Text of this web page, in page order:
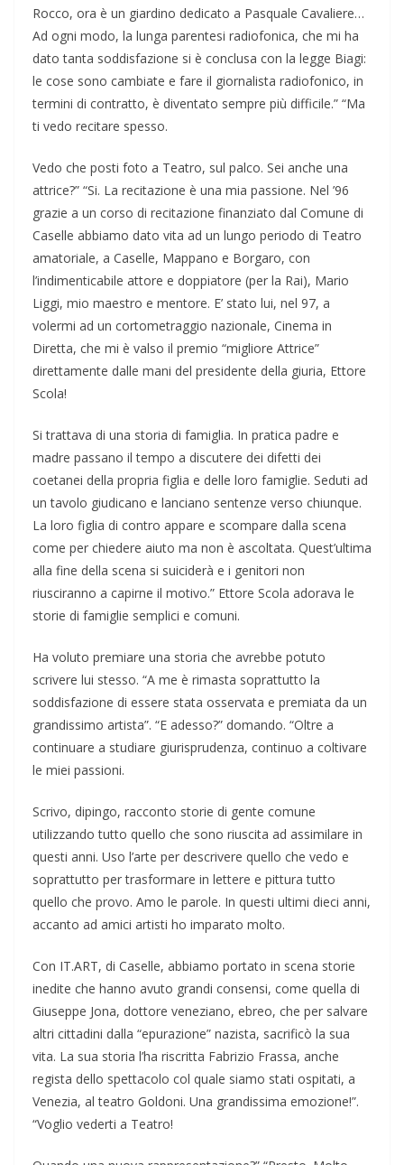
Rocco, ora è un giardino dedicato a Pasquale Cavaliere…
Ad ogni modo, la lunga parentesi radiofonica, che mi ha
dato tanta soddisfazione si è conclusa con la legge Biagi:
le cose sono cambiate e fare il giornalista radiofonico, in
termini di contratto, è diventato sempre più difficile.” “Ma
ti vedo recitare spesso.
Vedo che posti foto a Teatro, sul palco. Sei anche una
attrice?” “Si. La recitazione è una mia passione. Nel ’96
grazie a un corso di recitazione finanziato dal Comune di
Caselle abbiamo dato vita ad un lungo periodo di Teatro
amatoriale, a Caselle, Mappano e Borgaro, con
l’indimenticabile attore e doppiatore (per la Rai), Mario
Liggi, mio maestro e mentore. E’ stato lui, nel 97, a
volermi ad un cortometraggio nazionale, Cinema in
Diretta, che mi è valso il premio “migliore Attrice”
direttamente dalle mani del presidente della giuria, Ettore
Scola!
Si trattava di una storia di famiglia. In pratica padre e
madre passano il tempo a discutere dei difetti dei
coetanei della propria figlia e delle loro famiglie. Seduti ad
un tavolo giudicano e lanciano sentenze verso chiunque.
La loro figlia di contro appare e scompare dalla scena
come per chiedere aiuto ma non è ascoltata. Quest’ultima
alla fine della scena si suiciderà e i genitori non
riusciranno a capirne il motivo.” Ettore Scola adorava le
storie di famiglie semplici e comuni.
Ha voluto premiare una storia che avrebbe potuto
scrivere lui stesso. “A me è rimasta soprattutto la
soddisfazione di essere stata osservata e premiata da un
grandissimo artista”. “E adesso?” domando. “Oltre a
continuare a studiare giurisprudenza, continuo a coltivare
le miei passioni.
Scrivo, dipingo, racconto storie di gente comune
utilizzando tutto quello che sono riuscita ad assimilare in
questi anni. Uso l’arte per descrivere quello che vedo e
soprattutto per trasformare in lettere e pittura tutto
quello che provo. Amo le parole. In questi ultimi dieci anni,
accanto ad amici artisti ho imparato molto.
Con IT.ART, di Caselle, abbiamo portato in scena storie
inedite che hanno avuto grandi consensi, come quella di
Giuseppe Jona, dottore veneziano, ebreo, che per salvare
altri cittadini dalla “epurazione” nazista, sacrificò la sua
vita. La sua storia l’ha riscritta Fabrizio Frassa, anche
regista dello spettacolo col quale siamo stati ospitati, a
Venezia, al teatro Goldoni. Una grandissima emozione!”.
“Voglio vederti a Teatro!